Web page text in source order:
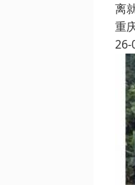
离
重
26-